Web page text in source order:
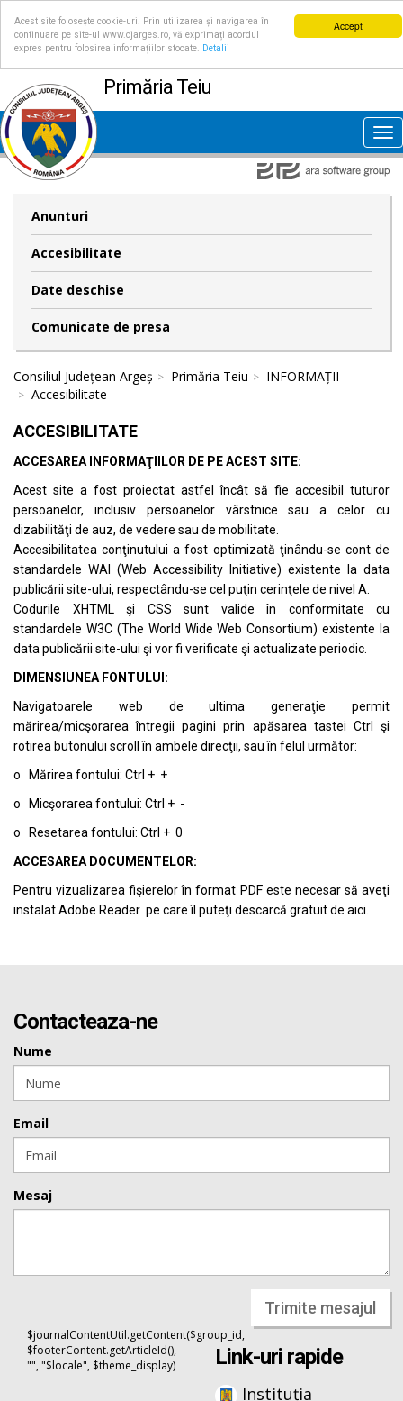
Accept
Acest site folosește cookie-uri. Prin utilizarea și navigarea în
continuare pe site-ul www.cjarges.ro, vă exprimați acordul
expres pentru folosirea informațiilor stocate.
Detalii
Primăria Teiu
Anunturi
Accesibilitate
Date deschise
Comunicate de presa
Consiliul Județean Argeș Primăria Teiu
INFORMAȚII
Accesibilitate
ACCESIBILITATE
ACCESAREA INFORMAŢIILOR DE PE ACEST SITE:
Acest site a fost proiectat astfel încât să fie accesibil tuturor
persoanelor, inclusiv persoanelor vârstnice sau a celor cu
dizabilităţi de auz, de vedere sau de mobilitate.
Accesibilitatea conţinutului a fost optimizată ţinându-se cont de
standardele WAI (Web Accessibility Initiative) existente la data
publicării site-ului, respectându-se cel puţin cerinţele de nivel A.
Codurile XHTML şi CSS sunt valide în conformitate cu
standardele W3C (The World Wide Web Consortium) existente la
data publicării site-ului şi vor fi verificate şi actualizate periodic.
DIMENSIUNEA FONTULUI:
Navigatoarele web de ultima generaţie permit
mărirea/micşorarea întregii pagini prin apăsarea tastei Ctrl şi
rotirea butonului scroll în ambele direcţii, sau în felul următor:
o Mărirea fontului: Ctrl + +
o Micşorarea fontului: Ctrl + -
o Resetarea fontului: Ctrl + 0
ACCESAREA DOCUMENTELOR:
Pentru vizualizarea fişierelor în format PDF este necesar să aveţi
instalat Adobe Reader pe care îl puteţi descarcă gratuit de aici.
Contacteaza-ne
Nume
Email
Mesaj
Trimite mesajul
$journalContentUtil.getContent($group_id,
$footerContent.getArticleId(),
"", "$locale", $theme_display)
Link-uri rapide
Instituția